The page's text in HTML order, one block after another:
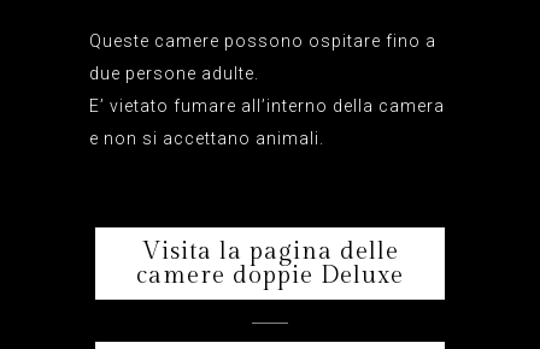
Queste camere possono ospitare fino a
due persone adulte.
E’ vietato fumare all’interno della camera
e non si accettano animali.
Visita la pagina delle
camere doppie Deluxe